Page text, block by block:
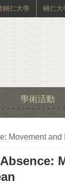
輔仁大學 輔仁大
學術活動
Movement